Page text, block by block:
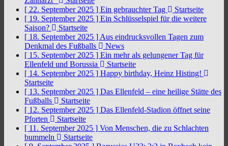
[ 22. September 2025 ] Ein gebrauchter Tag
Startseite
[ 19. September 2025 ] Ein Schlüsselspiel für die weitere
Saison?
Startseite
[ 18. September 2025 ] Aus eindrucksvollen Tagen zum
Denkmal des Fußballs
News
[ 15. September 2025 ] Ein mehr als gelungener Tag für
Ellenfeld und Borussia
Startseite
[ 14. September 2025 ] Happy birthday, Heinz Histing!
Startseite
[ 13. September 2025 ] Das Ellenfeld – eine heilige Stätte des
Fußballs
Startseite
[ 12. September 2025 ] Das Ellenfeld-Stadion öffnet seine
Pforten
Startseite
[ 11. September 2025 ] Von Menschen, die zu Schlachten
bummeln
Startseite